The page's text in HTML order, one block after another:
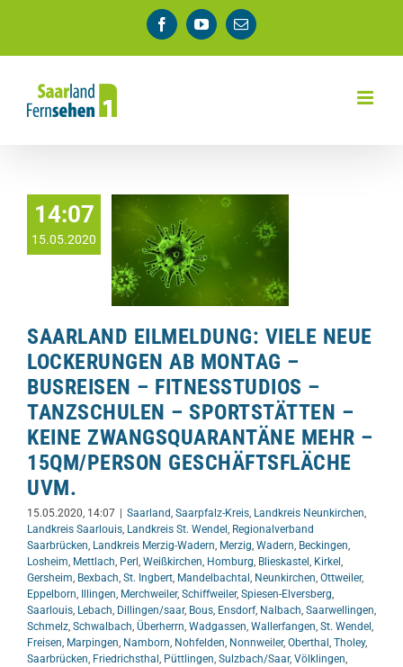
springen
FacebookYouTube
E-
Mail
14:07
15.05.2020
SAARLAND EILMELDUNG: VIELE NEUE
LOCKERUNGEN AB MONTAG –
BUSREISEN – FITNESSTUDIOS –
TANZSCHULEN – SPORTSTÄTTEN –
KEINE ZWANGSQUARANTÄNE MEHR –
15QM/PERSON GESCHÄFTSFLÄCHE
UVM.
15.05.2020, 14:07 | Saarland, Saarpfalz-Kreis, Landkreis Neunkirchen,
Landkreis Saarlouis, Landkreis St. Wendel, Regionalverband
Saarbrücken, Landkreis Merzig-Wadern, Merzig, Wadern, Beckingen,
Losheim, Mettlach, Perl, Weißkirchen, Homburg, Blieskastel, Kirkel,
Gersheim, Bexbach, St. Ingbert, Mandelbachtal, Neunkirchen, Ottweiler,
Eppelborn, Illingen, Merchweiler, Schiffweiler, Spiesen-Elversberg,
Saarlouis, Lebach, Dillingen/saar, Bous, Ensdorf, Nalbach, Saarwellingen,
Schmelz, Schwalbach, Überherrn, Wadgassen, Wallerfangen, St. Wendel,
Freisen, Marpingen, Namborn, Nohfelden, Nonnweiler, Oberthal, Tholey,
Saarbrücken, Friedrichsthal, Püttlingen, Sulzbach/Saar, Völklingen,